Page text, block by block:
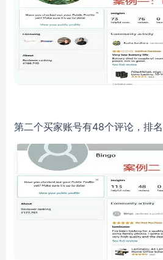
第二个买家账号有48个评论，排名